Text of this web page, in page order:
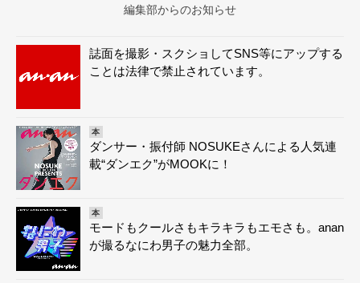
編集部からのお知らせ
誌面を撮影・スクショしてSNS等にアップする
ことは法律で禁止されています。
本
ダンサー・振付師 NOSUKEさんによる人気連
載“ダンエク”がMOOKに！
本
モードもクールさもキラキラもエモさも。anan
が撮るなにわ男子の魅力全部。